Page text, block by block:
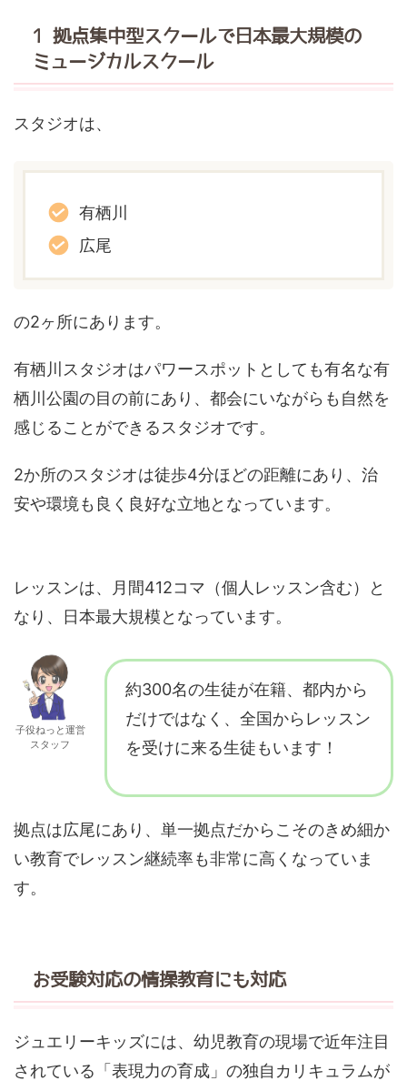
1 拠点集中型スクールで日本最大規模の
ミュージカルスクール
スタジオは、
有栖川
広尾
の2ヶ所にあります。
有栖川スタジオはパワースポットとしても有名な有
栖川公園の目の前にあり、都会にいながらも自然を
感じることができるスタジオです。
2か所のスタジオは徒歩4分ほどの距離にあり、治
安や環境も良く良好な立地となっています。
レッスンは、月間412コマ（個人レッスン含む）と
なり、日本最大規模となっています。
子役ねっと運営
スタッフ
約300名の生徒が在籍、都内から
だけではなく、全国からレッスン
を受けに来る生徒もいます！
拠点は広尾にあり、単一拠点だからこそのきめ細か
い教育でレッスン継続率も非常に高くなっていま
す。
お受験対応の情操教育にも対応
ジュエリーキッズには、幼児教育の現場で近年注目
されている「表現力の育成」の独自カリキュラムが